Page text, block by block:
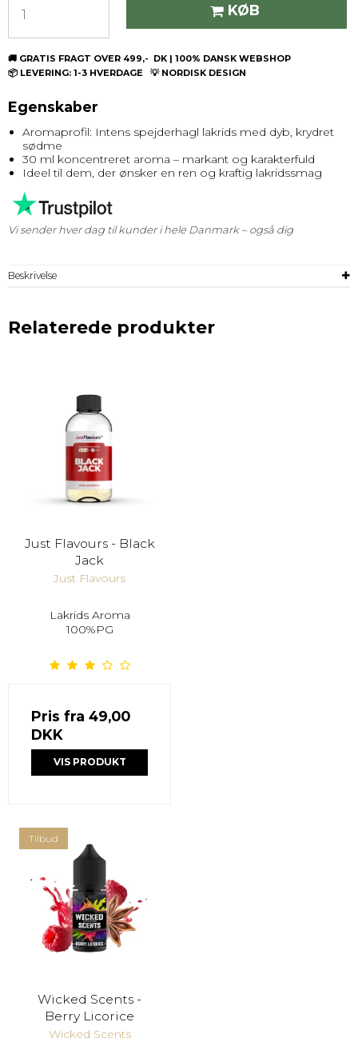
KØB
🚚 GRATIS FRAGT OVER 499,- DK | 100% DANSK WEBSHOP
📦 LEVERING: 1-3 HVERDAGE 💡 NORDISK DESIGN
Egenskaber
Aromaprofil: Intens spejderhagl lakrids med dyb, krydret
sødme
30 ml koncentreret aroma – markant og karakterfuld
Ideel til dem, der ønsker en ren og kraftig lakridssmag
Vi sender hver dag til kunder i hele Danmark – også dig
Beskrivelse
Relaterede produkter
Just Flavours - Black
Jack
Just Flavours
Lakrids Aroma
100%PG
Pris fra 49,00
DKK
VIS PRODUKT
Tilbud
Wicked Scents -
Berry Licorice
Wicked Scents